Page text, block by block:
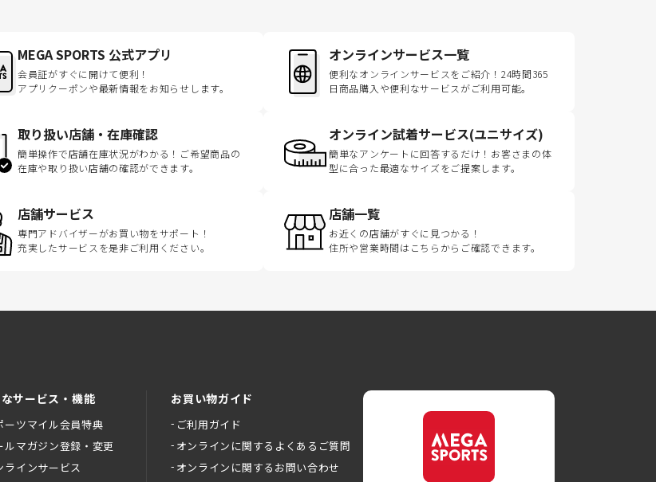
MEGA SPORTS 公式アプリ
会員証がすぐに開けて便利！
アプリクーポンや最新情報をお知らせします。
オンラインサービス一覧
便利なオンラインサービスをご紹介！24時間365
日商品購入や便利なサービスがご利用可能。
取り扱い店舗・在庫確認
簡単操作で店舗在庫状況がわかる！ご希望商品の
在庫や取り扱い店舗の確認ができます。
オンライン試着サービス(ユニサイズ)
簡単なアンケートに回答するだけ！お客さまの体
型に合った最適なサイズをご提案します。
店舗サービス
専門アドバイザーがお買い物をサポート！
充実したサービスを是非ご利用ください。
店舗一覧
お近くの店舗がすぐに見つかる！
住所や営業時間はこちらからご確認できます。
サービス・機能
ーツマイル会員特典
ルマガジン登録・変更
ラインサービス
お買い物ガイド
ご利用ガイド
オンラインに関するよくあるご質問
オンラインに関するお問い合わせ